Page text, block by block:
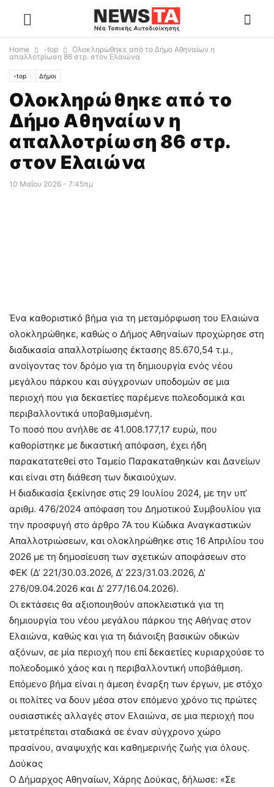
Home -top
Ολοκληρώθηκε από το Δήμο Αθηναίων η
απαλλοτρίωση 86 στρ. στον Ελαιώνα
-top Δήμοι
Ολοκληρώθηκε από το
Δήμο Αθηναίων η
απαλλοτρίωση 86 στρ.
στον Ελαιώνα
10 Μαΐου 2026 - 7:45πμ
Ένα καθοριστικό βήμα για τη μεταμόρφωση του Ελαιώνα
ολοκληρώθηκε, καθώς ο Δήμος Αθηναίων προχώρησε στη
διαδικασία απαλλοτρίωσης έκτασης 85.670,54 τ.μ.,
ανοίγοντας τον δρόμο για τη δημιουργία ενός νέου
μεγάλου πάρκου και σύγχρονων υποδομών σε μια
περιοχή που για δεκαετίες παρέμενε πολεοδομικά και
περιβαλλοντικά υποβαθμισμένη.
Το ποσό που ανήλθε σε 41.008.177,17 ευρώ, που
καθορίστηκε με δικαστική απόφαση, έχει ήδη
παρακατατεθεί στο Ταμείο Παρακαταθηκών και Δανείων
και είναι στη διάθεση των δικαιούχων.
Η διαδικασία ξεκίνησε στις 29 Ιουλίου 2024, με την υπ’
αριθμ. 476/2024 απόφαση του Δημοτικού Συμβουλίου για
την προσφυγή στο άρθρο 7Α του Κώδικα Αναγκαστικών
Απαλλοτριώσεων, και ολοκληρώθηκε στις 16 Απριλίου του
2026 με τη δημοσίευση των σχετικών αποφάσεων στο
ΦΕΚ (Δ’ 221/30.03.2026, Δ’ 223/31.03.2026, Δ’
276/09.04.2026 και Δ’ 277/16.04.2026).
Οι εκτάσεις θα αξιοποιηθούν αποκλειστικά για τη
δημιουργία του νέου μεγάλου πάρκου της Αθήνας στον
Ελαιώνα, καθώς και για τη διάνοιξη βασικών οδικών
αξόνων, σε μία περιοχή που επί δεκαετίες κυριαρχούσε το
πολεοδομικό χάος και η περιβαλλοντική υποβάθμιση.
Επόμενο βήμα είναι η άμεση έναρξη των έργων, με στόχο
οι πολίτες να δουν μέσα στον επόμενο χρόνο τις πρώτες
ουσιαστικές αλλαγές στον Ελαιώνα, σε μια περιοχή που
μετατρέπεται σταδιακά σε έναν σύγχρονο χώρο
πρασίνου, αναψυχής και καθημερινής ζωής για όλους.
Δούκας
Ο Δήμαρχος Αθηναίων, Χάρης Δούκας, δήλωσε: «Σε